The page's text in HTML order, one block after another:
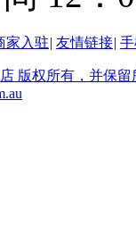
家入驻| 友情链接|
版权所有，并保留